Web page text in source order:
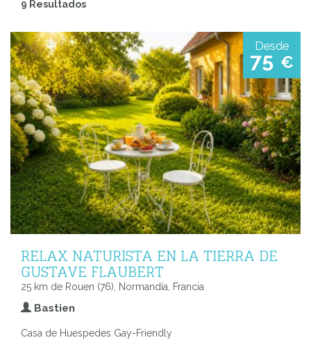
9 Resultados
Desde
75 €
RELAX NATURISTA EN LA TIERRA DE
GUSTAVE FLAUBERT
25 km de Rouen (76), Normandía, Francia
Bastien
Casa de Huespedes Gay-Friendly